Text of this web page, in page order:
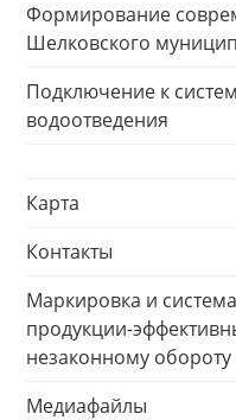
Формирование
Шелковского
Подключение к
водоотведения
Карта
Контакты
Маркировка и
продукции-
незаконному
Медиафайлы